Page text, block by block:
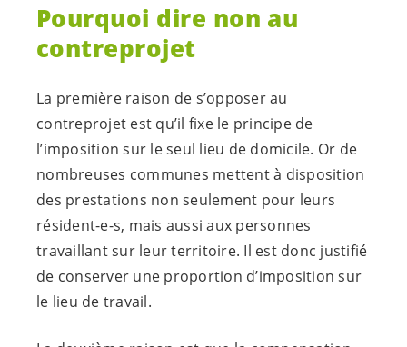
Pourquoi dire non au
contreprojet
La première raison de s’opposer au
contreprojet est qu’il fixe le principe de
l’imposition sur le seul lieu de domicile. Or de
nombreuses communes mettent à disposition
des prestations non seulement pour leurs
résident-e-s, mais aussi aux personnes
travaillant sur leur territoire. Il est donc justifié
de conserver une proportion d’imposition sur
le lieu de travail.